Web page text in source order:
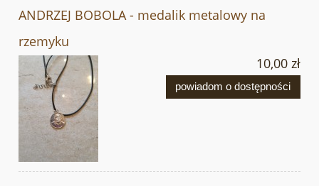
ANDRZEJ BOBOLA - medalik metalowy na
rzemyku
10,00 zł
powiadom o dostępności